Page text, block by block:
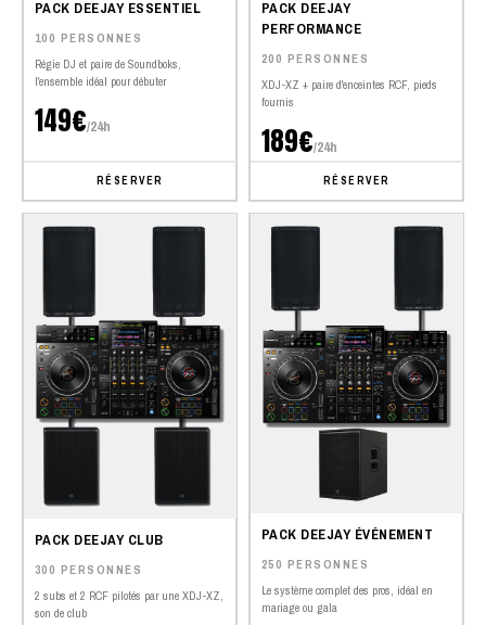
PACK DEEJAY ESSENTIEL
100 PERSONNES
Régie DJ et paire de Soundboks,
l'ensemble idéal pour débuter
149€/24h
RÉSERVER
PACK DEEJAY
PERFORMANCE
200 PERSONNES
XDJ-XZ + paire d'enceintes RCF, pieds
fournis
189€/24h
RÉSERVER
PACK DEEJAY CLUB
300 PERSONNES
2 subs et 2 RCF pilotés par une XDJ-XZ,
son de club
PACK DEEJAY ÉVÉNEMENT
250 PERSONNES
Le système complet des pros, idéal en
mariage ou gala